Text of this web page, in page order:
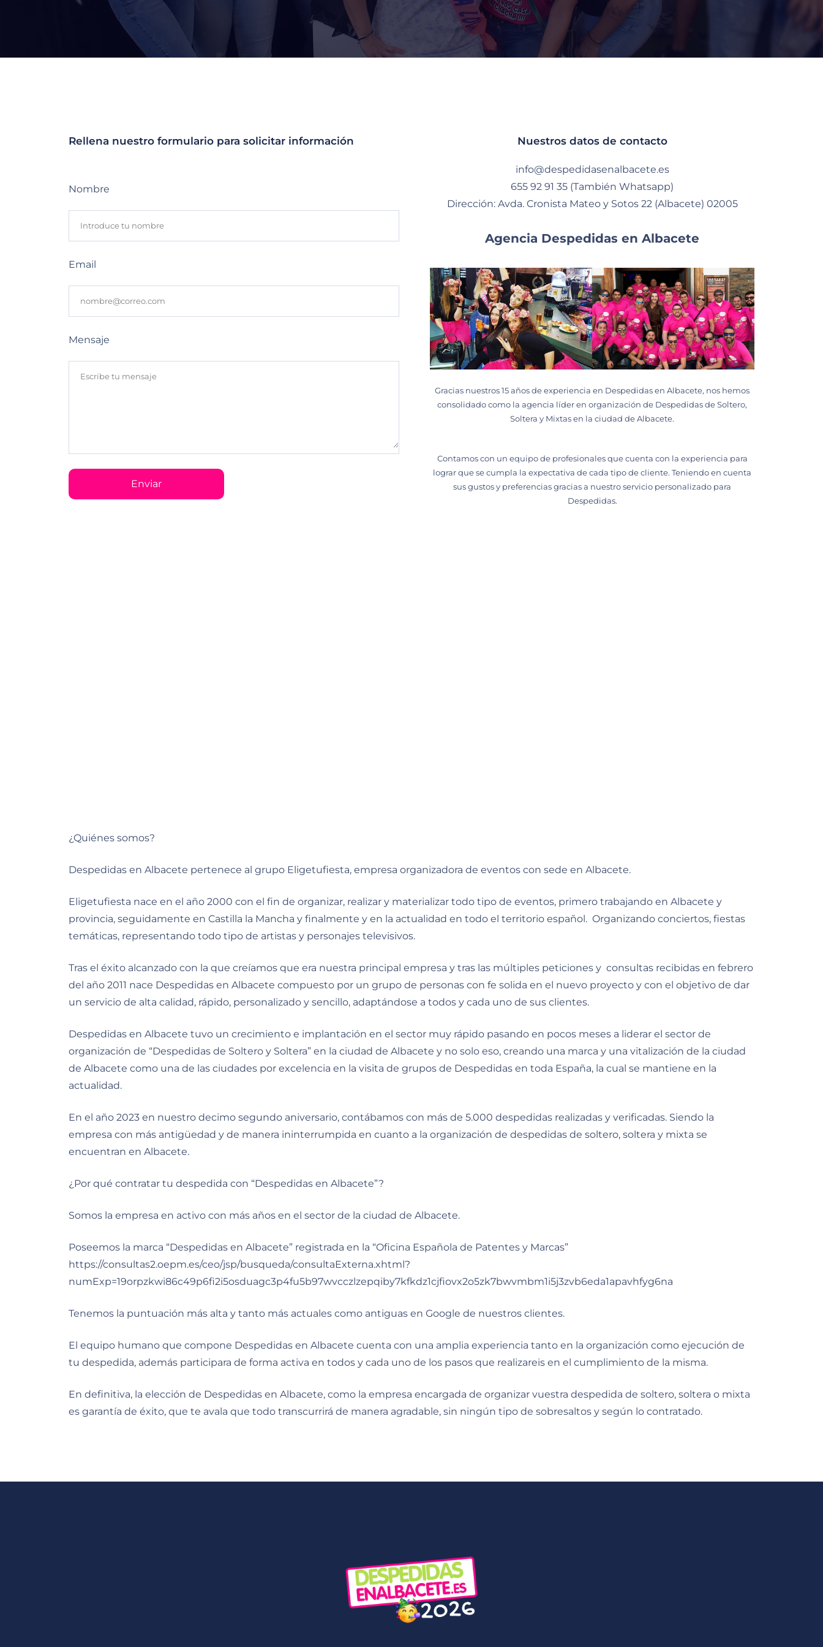
Rellena nuestro formulario para solicitar información
Nombre
Email
Mensaje
Enviar
Nuestros datos de contacto
info@despedidasenalbacete.es
655 92 91 35 (También Whatsapp)
Dirección: Avda. Cronista Mateo y Sotos 22 (Albacete) 02005
Agencia Despedidas en Albacete
Gracias nuestros 15 años de experiencia en Despedidas en Albacete, nos hemos
consolidado como la agencia líder en organización de Despedidas de Soltero,
Soltera y Mixtas en la ciudad de Albacete.
Contamos con un equipo de profesionales que cuenta con la experiencia para
lograr que se cumpla la expectativa de cada tipo de cliente. Teniendo en cuenta
sus gustos y preferencias gracias a nuestro servicio personalizado para
Despedidas.
¿Quiénes somos?
Despedidas en Albacete pertenece al grupo Eligetufiesta, empresa organizadora de eventos con sede en Albacete.
Eligetufiesta nace en el año 2000 con el fin de organizar, realizar y materializar todo tipo de eventos, primero trabajando en Albacete y
provincia, seguidamente en Castilla la Mancha y finalmente y en la actualidad en todo el territorio español. Organizando conciertos, fiestas
temáticas, representando todo tipo de artistas y personajes televisivos.
Tras el éxito alcanzado con la que creíamos que era nuestra principal empresa y tras las múltiples peticiones y consultas recibidas en febrero
del año 2011 nace Despedidas en Albacete compuesto por un grupo de personas con fe solida en el nuevo proyecto y con el objetivo de dar
un servicio de alta calidad, rápido, personalizado y sencillo, adaptándose a todos y cada uno de sus clientes.
Despedidas en Albacete tuvo un crecimiento e implantación en el sector muy rápido pasando en pocos meses a liderar el sector de
organización de “Despedidas de Soltero y Soltera” en la ciudad de Albacete y no solo eso, creando una marca y una vitalización de la ciudad
de Albacete como una de las ciudades por excelencia en la visita de grupos de Despedidas en toda España, la cual se mantiene en la
actualidad.
En el año 2023 en nuestro decimo segundo aniversario, contábamos con más de 5.000 despedidas realizadas y verificadas. Siendo la
empresa con más antigüedad y de manera ininterrumpida en cuanto a la organización de despedidas de soltero, soltera y mixta se
encuentran en Albacete.
¿Por qué contratar tu despedida con “Despedidas en Albacete”?
Somos la empresa en activo con más años en el sector de la ciudad de Albacete.
Poseemos la marca “Despedidas en Albacete” registrada en la “Oficina Española de Patentes y Marcas”
https://consultas2.oepm.es/ceo/jsp/busqueda/consultaExterna.xhtml?
numExp=19orpzkwi86c49p6fi2i5osduagc3p4fu5b97wvcczlzepqiby7kfkdz1cjfiovx2o5zk7bwvmbm1i5j3zvb6eda1apavhfyg6na
Tenemos la puntuación más alta y tanto más actuales como antiguas en Google de nuestros clientes.
El equipo humano que compone Despedidas en Albacete cuenta con una amplia experiencia tanto en la organización como ejecución de
tu despedida, además participara de forma activa en todos y cada uno de los pasos que realizareis en el cumplimiento de la misma.
En definitiva, la elección de Despedidas en Albacete, como la empresa encargada de organizar vuestra despedida de soltero, soltera o mixta
es garantía de éxito, que te avala que todo transcurrirá de manera agradable, sin ningún tipo de sobresaltos y según lo contratado.